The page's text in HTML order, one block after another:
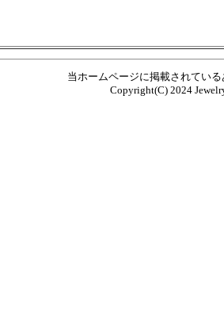
当ホームページに掲載されてい
Copyright(C) 2024